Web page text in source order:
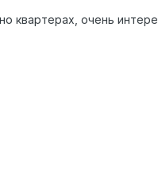
квартерах, очень